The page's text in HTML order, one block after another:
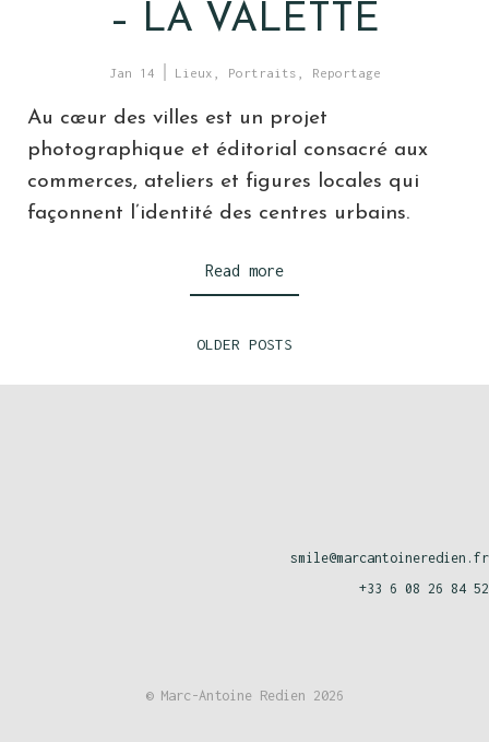
– LA VALETTE
Jan 14 Lieux Portraits Reportage
Au cœur des villes est un projet
photographique et éditorial consacré aux
commerces, ateliers et figures locales qui
façonnent l’identité des centres urbains.
Read more
OLDER POSTS
smile@marcantoineredien.fr
+33 6 08 26 84 52
© Marc-Antoine Redien 2026